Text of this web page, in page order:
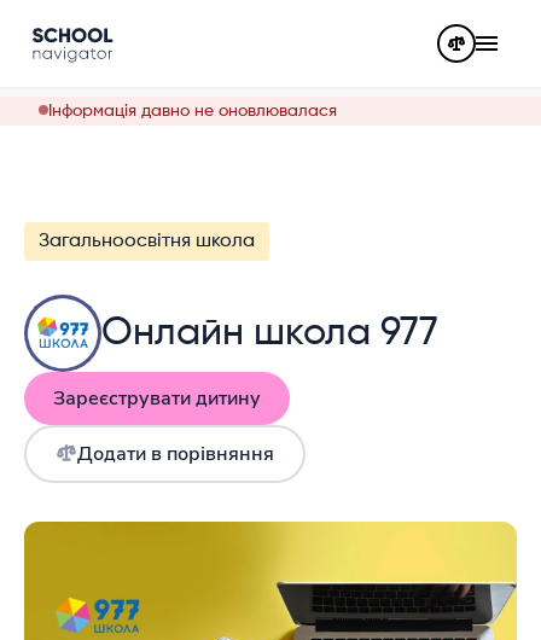
Інформація давно не оновлювалася
Загальноосвітня школа
Онлайн школа 977
Зареєструвати дитину
Додати в порівняння